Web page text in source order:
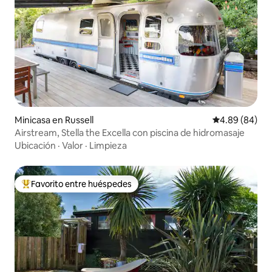
Minicasa en Russell Calificación
4.89 (84)
Airstream, Stella the Excella con piscina de hidromasaje
Ubicación · Valor · Limpieza
De los mejores en Favorito entre huéspedes
Favorito entre huéspedes